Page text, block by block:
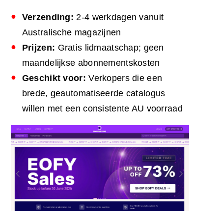
Verzending: 2-4 werkdagen vanuit
Australische magazijnen
Prijzen: Gratis lidmaatschap; geen
maandelijkse abonnementskosten
Geschikt voor: Verkopers die een
brede, geautomatiseerde catalogus
willen met een consistente AU voorraad